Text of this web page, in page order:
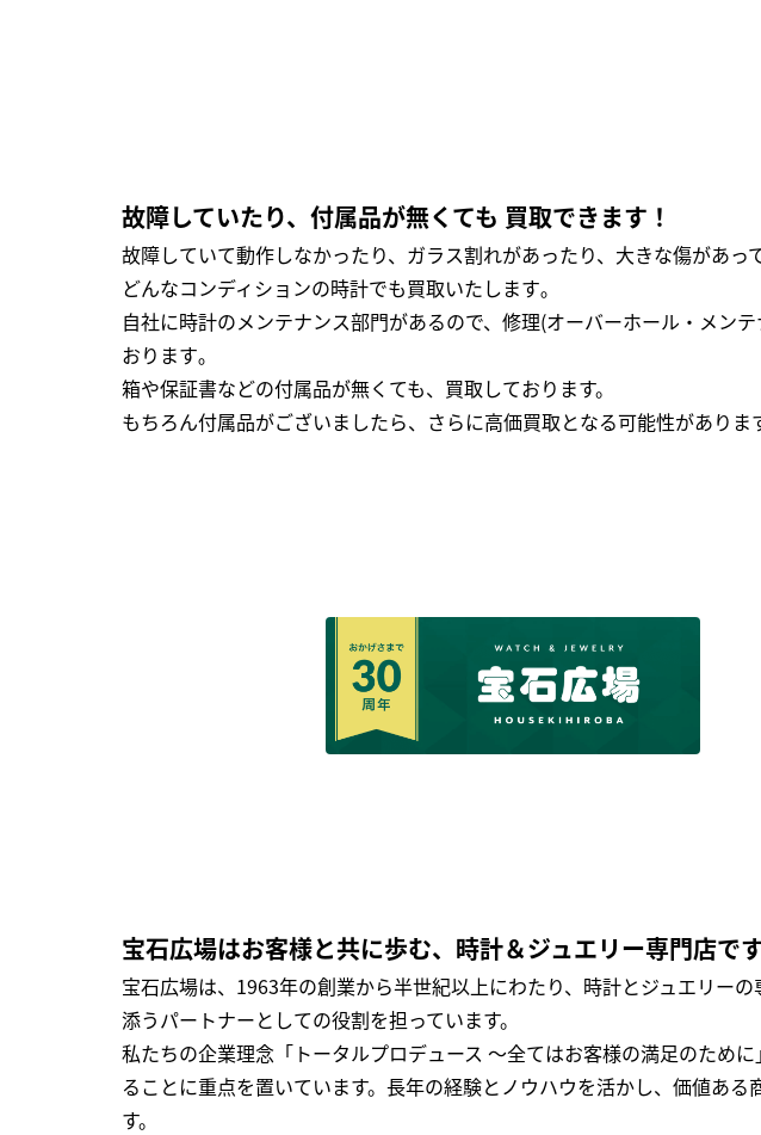
故障していたり、付属品が無くても 買取できます！
故障していて動作しなかったり、ガラス割れがあったり、大きな傷があっ
どんなコンディションの時計でも買取いたします｡
自社に時計のメンテナンス部門があるので、修理(オーバーホール・メン
おります｡
箱や保証書などの付属品が無くても、買取しております。
もちろん付属品がございましたら、さらに高価買取となる可能性がありま
宝石広場はお客様と共に歩む、時計＆ジュエリー専門店です
宝石広場は、1963年の創業から半世紀以上にわたり、時計とジュエリー
添うパートナーとしての役割を担っています。
私たちの企業理念「トータルプロデュース ～全てはお客様の満足のため
ることに重点を置いています。長年の経験とノウハウを活かし、価値あ
す。